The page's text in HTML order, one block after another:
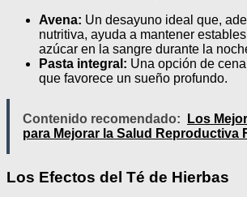
Avena: Un desayuno ideal que,
nutritiva, ayuda a mantener
azúcar en la sangre durante la
Pasta integral: Una opción de
que favorece un sueño profundo.
Contenido recomendado:
Los
para Mejorar la Salud Reproductiva
Los Efectos del Té de Hierbas